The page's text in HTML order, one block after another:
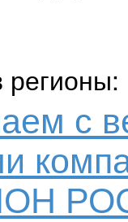
регионы:
с